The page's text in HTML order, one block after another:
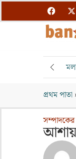
প্রথম পাতা
সম্পাদকের
আশায়